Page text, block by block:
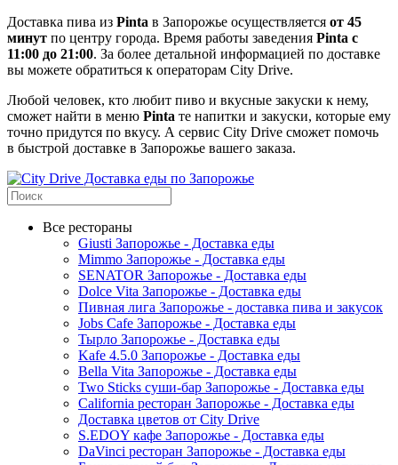
Доставка пива из Pinta в Запорожье осуществляется от 45
минут по центру города. Время работы заведения Pinta с
11:00 до 21:00. За более детальной информацией по доставке
вы можете обратиться к операторам City Drive.
Любой человек, кто любит пиво и вкусные закуски к нему,
сможет найти в меню Pinta те напитки и закуски, которые ему
точно придутся по вкусу. А сервис City Drive сможет помочь
в быстрой доставке в Запорожье вашего заказа.
Все рестораны
Giusti Запорожье - Доставка еды
Mimmo Запорожье - Доставка еды
SENATOR Запорожье - Доставка еды
Dolce Vita Запорожье - Доставка еды
Пивная лига Запорожье - доставка пива и закусок
Jobs Cafe Запорожье - Доставка еды
Тырло Запорожье - Доставка еды
Kafe 4.5.0 Запорожье - Доставка еды
Bella Vita Запорожье - Доставка еды
Two Sticks суши-бар Запорожье - Доставка еды
California ресторан Запорожье - Доставка еды
Доставка цветов от City Drive
S.EDOY кафе Запорожье - Доставка еды
DaVinci ресторан Запорожье - Доставка еды